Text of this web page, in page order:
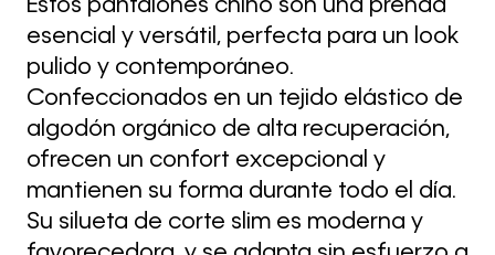
Estos pantalones chino son una prenda
esencial y versátil, perfecta para un look
pulido y contemporáneo.
Confeccionados en un tejido elástico de
algodón orgánico de alta recuperación,
ofrecen un confort excepcional y
mantienen su forma durante todo el día.
Su silueta de corte slim es moderna y